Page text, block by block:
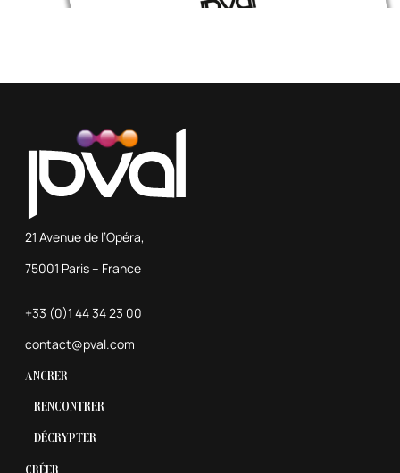
21 Avenue de l’Opéra,
75001 Paris – France
+33 (0)1 44 34 23 00
contact@pval.com
Ancrer
Rencontrer
Décrypter
Créer